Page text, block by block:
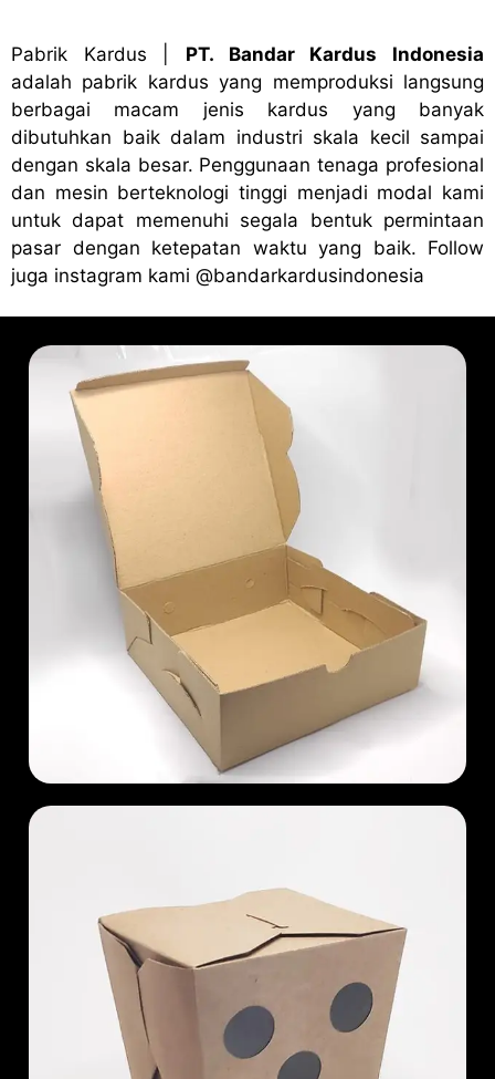
Pabrik Kardus
PT. Bandar Kardus Indonesia
adalah pabrik kardus yang memproduksi langsung
berbagai macam jenis kardus yang banyak
dibutuhkan baik dalam industri skala kecil sampai
dengan skala besar. Penggunaan tenaga profesional
dan mesin berteknologi tinggi menjadi modal kami
untuk dapat memenuhi segala bentuk permintaan
pasar dengan ketepatan waktu yang baik. Follow
juga instagram kami @bandarkardusindonesia